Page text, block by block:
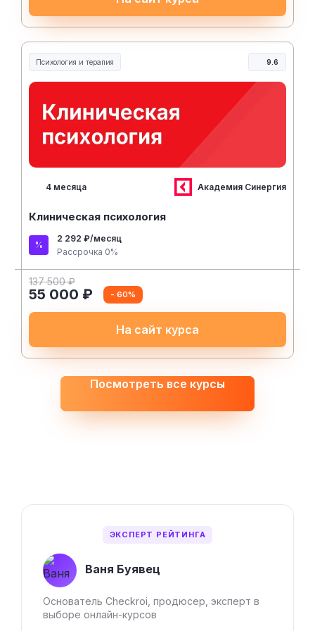
ЭКСПЕРТ РЕЙТИНГА
Ваня Буявец
Основатель Checkroi, продюсер, эксперт в
выборе онлайн-курсов
Психология и терапия 9.6
4 месяца Академия Синергия
Клиническая психология
2 292 ₽/месяц
Рассрочка 0%
137 500 ₽
55 000 ₽ - 60%
На сайт курса
Посмотреть все курсы